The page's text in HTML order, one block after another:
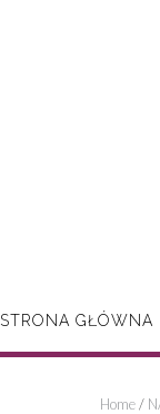
STRONA GŁÓWNA
Home/